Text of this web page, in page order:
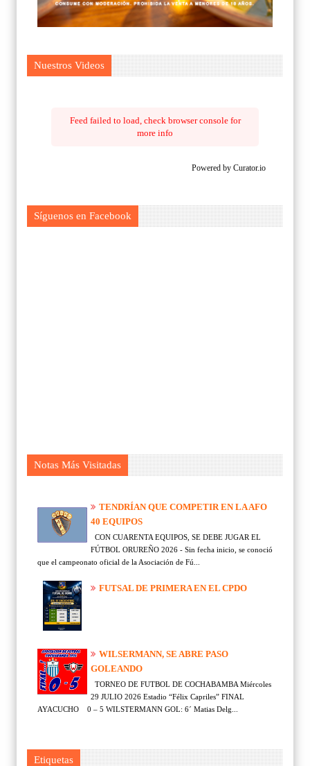
Nuestros Videos
Feed failed to load, check browser console for
more info
Powered by Curator.io
Síguenos en Facebook
Notas Más Visitadas
TENDRÍAN QUE COMPETIR EN LA AFO
40 EQUIPOS
CON CUARENTA EQUIPOS, SE DEBE JUGAR EL
FÚTBOL ORUREÑO 2026 - Sin fecha inicio, se conoció
que el campeonato oficial de la Asociación de Fú...
FUTSAL DE PRIMERA EN EL CPDO
WILSERMANN, SE ABRE PASO
GOLEANDO
TORNEO DE FUTBOL DE COCHABAMBA Miércoles
29 JULIO 2026 Estadio “Félix Capriles” FINAL
AYACUCHO 0 – 5 WILSTERMANN GOL: 6´ Matias Delg...
Etiquetas